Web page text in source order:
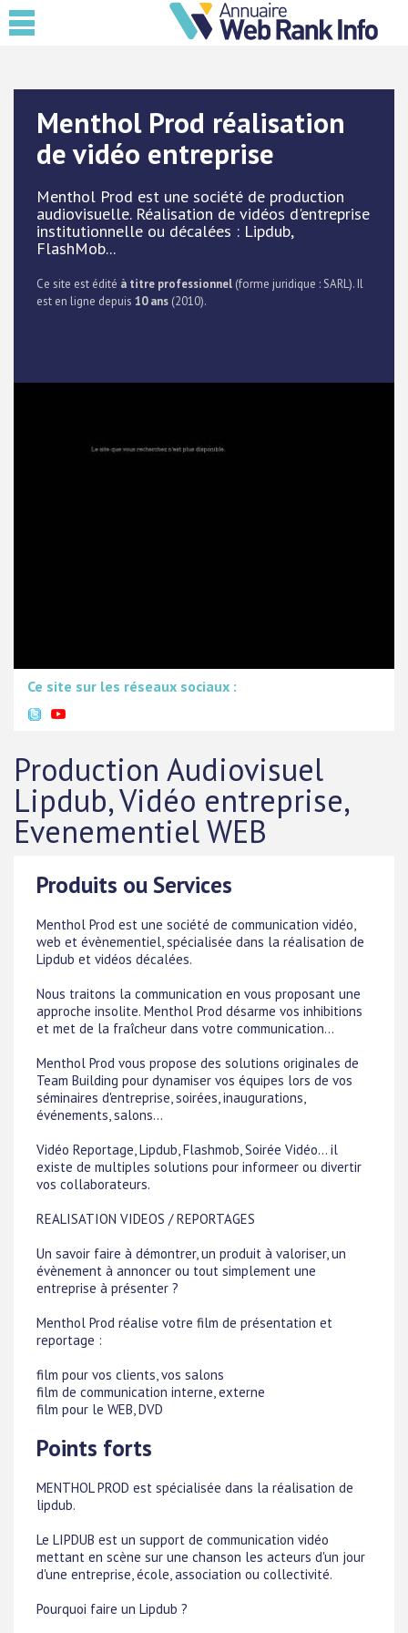
Menthol Prod réalisation
de vidéo entreprise
Menthol Prod est une société de production
audiovisuelle. Réalisation de vidéos d'entreprise
institutionnelle ou décalées : Lipdub,
FlashMob...
Ce site est édité à titre professionnel (forme juridique : SARL). Il
est en ligne depuis 10 ans (2010).
Ce site sur les réseaux sociaux :
Production Audiovisuel
Lipdub, Vidéo entreprise,
Evenementiel WEB
Produits ou Services
Menthol Prod est une société de communication vidéo,
web et évènementiel, spécialisée dans la réalisation de
Lipdub et vidéos décalées.
Nous traitons la communication en vous proposant une
approche insolite. Menthol Prod désarme vos inhibitions
et met de la fraîcheur dans votre communication...
Menthol Prod vous propose des solutions originales de
Team Building pour dynamiser vos équipes lors de vos
séminaires d'entreprise, soirées, inaugurations,
événements, salons...
Vidéo Reportage, Lipdub, Flashmob, Soirée Vidéo... il
existe de multiples solutions pour informeer ou divertir
vos collaborateurs.
REALISATION VIDEOS / REPORTAGES
Un savoir faire à démontrer, un produit à valoriser, un
évènement à annoncer ou tout simplement une
entreprise à présenter ?
Menthol Prod réalise votre film de présentation et
reportage :
film pour vos clients, vos salons
film de communication interne, externe
film pour le WEB, DVD
Points forts
MENTHOL PROD est spécialisée dans la réalisation de
lipdub.
Le LIPDUB est un support de communication vidéo
mettant en scène sur une chanson les acteurs d'un jour
d'une entreprise, école, association ou collectivité.
Pourquoi faire un Lipdub ?